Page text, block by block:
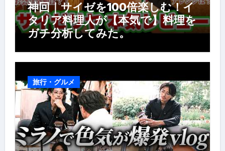
神回｜サイゼを100倍楽しむ！イ
タリア料理人が【本気で】料理を
ガチ分析してみた。
旅行・グルメ